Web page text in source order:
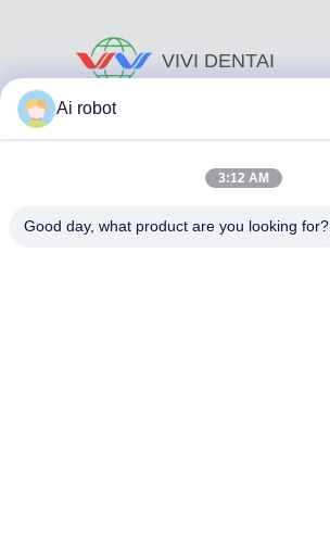
VIVI DENTAI
Ai robot
3:12 AM
Good day, what product are you looking for?